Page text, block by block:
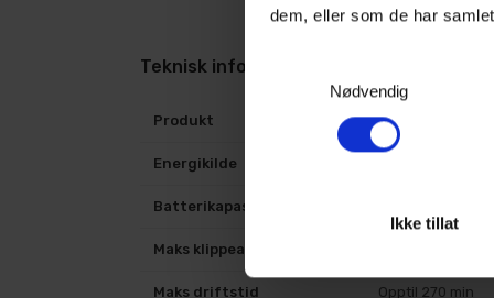
dem, eller som de har
Samtykkevalg
Nødvendig
Ikke tillat
Teknisk informasjon
Produkt Cramer
Energikilde
Batterikapasitet
Maks klippeareal
Maks driftstid Opptil 270 min